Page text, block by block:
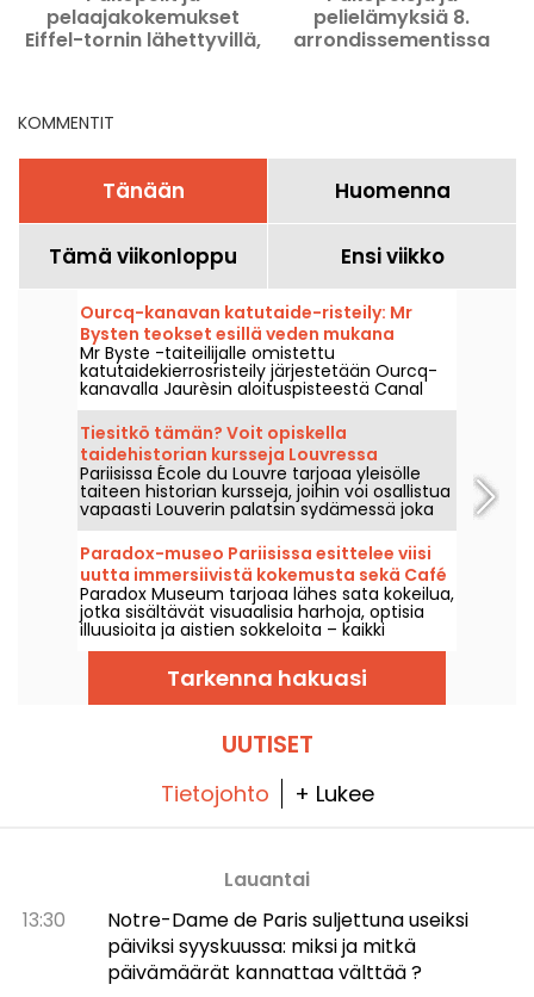
pelaajakokemukset
Eiffel-tornin lähettyvillä,
pelielämyksiä 8.
arrondissementissa
KOMMENTIT
Tänään Huomenna
Tämä viikonloppu Ensi viikko
Ourcq-kanavan katutaide-risteily: Mr
Bysten teokset esillä veden mukana
kulkien
Mr Byste -taiteilijalle omistettu
katutaidekierrosristeily järjestetään Ourcq-
kanavalla Jaurèsin aloituspisteestä Canal
Summerin yhteydessä lauantaina 8.
elokuuta 2026. Ohjelmassa on laivaan
rakennettu näyttely, opastettu kierros
vesiltä nähtävien freskojen äärellä sekä
tutustuminen taiteilijan sablonytaiteen
maailmaan.
Tiesitkö tämän? Voit opiskella
taidehistorian kursseja Louvressa
Pariisissa
Pariisissa École du Louvre tarjoaa yleisölle
taiteen historian kursseja, joihin voi osallistua
vapaasti Louverin palatsin sydämessä joka
vuosi syyskuusta kesäkuuhun. Museo
järjestää myös satunnaisesti ilmaisia
luentoja. Tästä tulee taiteen historian
asiantuntijuutta!
Paradox-museo Pariisissa esittelee viisi
uutta immersiivistä kokemusta sekä Café
Hans & Gretel.
Paradox Museum tarjoaa lähes sata kokeilua,
jotka sisältävät visuaalisia harhoja, optisia
illuusioita ja aistien sokkeloita – kaikki
odottavat sinua Pariisissa. Tulet ihastumaan
siihen, kuinka helposti voit joutua
harhauttaen inspiroivien surrealististen
kuvien vangiksi. Viisi uutta immersiivistä
on täydellinen aika testata aistejasi! Ja
lisäpisteenä: aivan uudenlainen, erittäin
sinua – se on todennäköisesti
koukuttavampi kuin arvaatkaan.
Tarkenna hakuasi
UUTISET
Tietojohto + Lukee
Lauantai
13:30
Notre-Dame de Paris suljettuna useiksi
päiviksi syyskuussa: miksi ja mitkä
päivämäärät kannattaa välttää ?